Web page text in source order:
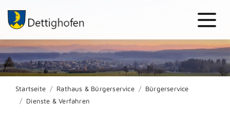
Startseite Rathaus & Bürgerservice
Bürgerservice
Dienste & Verfahren